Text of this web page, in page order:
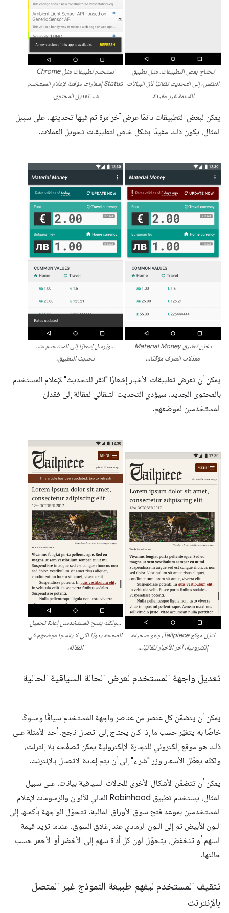
تحتاج بعض التطبيقات، مثل تطبيق
الطقس، إلى التحديث تلقائيًا لأنّ البيانات
القديمة غير مفيدة.
تستخدم تطبيقات مثل Chrome
Status إشعارات مؤقتة لإعلام المستخدم
عند تعديل المحتوى.
يمكن لبعض التطبيقات دائمًا عرض آخر مرة تم فيها تحديثها. على سبيل
المثال، يكون ذلك مفيدًا بشكل خاص لتطبيقات تحويل العملات.
يخزّن تطبيق Material Money
معدّلات الصرف مؤقتًا…
…ويُرسل إشعارًا إلى المستخدم عند
تحديث التطبيق.
يمكن أن تعرض تطبيقات الأخبار إشعارًا "انقر للتحديث" لإعلام المستخدم
بالمحتوى الجديد. سيؤدي التحديث التلقائي لمقالة إلى فقدان
المستخدمين لموضعهم.
يُنزّل موقع Tailpiece، وهو صحيفة
إلكترونية، آخر الأخبار تلقائيًا…
…ولكنّه يتيح للمستخدمين إعادة تحميل
الصفحة يدويًا لكي لا يفقدوا موضعهم في
المقالة.
تعديل واجهة المستخدم لعرض الحالة السياقية الحالية
يمكن أن يتضمّن كل عنصر من عناصر واجهة المستخدم سياقًا وسلوكًا
خاصًا به يتغيّر حسب ما إذا كان يحتاج إلى اتصال ناجح. أحد الأمثلة على
ذلك هو موقع إلكتروني للتجارة الإلكترونية يمكن تصفّحه بلا إنترنت،
ولكنّه يعطّل الأسعار وزر "شراء" إلى أن يتم إعادة الاتصال بالإنترنت.
يمكن أن تتضمّن الأشكال الأخرى للحالات السياقية بيانات. على سبيل
المثال، يستخدم تطبيق Robinhood المالي الألوان والرسومات لإعلام
المستخدمين بموعد فتح سوق الأوراق المالية. تتحوّل الواجهة بأكملها إلى
اللون الأبيض ثم إلى اللون الرمادي عند إغلاق السوق. عندما تزيد قيمة
السهم أو تنخفض، يتحوّل لون كل أداة سهم إلى الأخضر أو الأحمر حسب
حالتها.
تثقيف المستخدم ليفهم طبيعة النموذج غير المتصل
بالإنترنت